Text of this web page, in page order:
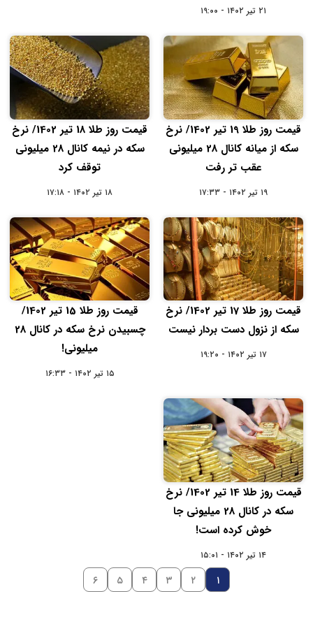
۲۱ تیر ۱۴۰۲ - ۱۹:۰۰
قیمت روز طلا 19 تیر 1402/ نرخ
سکه از میانه کانال 28 میلیونی
عقب تر رفت
۱۹ تیر ۱۴۰۲ - ۱۷:۳۳
قیمت روز طلا 18 تیر 1402/ نرخ
سکه در نیمه کانال 28 میلیونی
توقف کرد
۱۸ تیر ۱۴۰۲ - ۱۷:۱۸
قیمت روز طلا 17 تیر 1402/ نرخ
سکه از نزول دست بردار نیست
۱۷ تیر ۱۴۰۲ - ۱۹:۲۰
قیمت روز طلا 15 تیر 1402/
چسبیدن نرخ سکه در کانال 28
میلیونی!
۱۵ تیر ۱۴۰۲ - ۱۶:۳۳
قیمت روز طلا 14 تیر 1402/ نرخ
سکه در کانال 28 میلیونی جا
خوش کرده است!
۱۴ تیر ۱۴۰۲ - ۱۵:۰۱
۱ ۲ ۳ ۴ ۵ ۶